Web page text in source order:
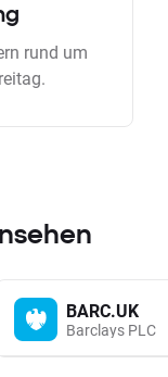
rund um
BARC.UK
Barclays PLC